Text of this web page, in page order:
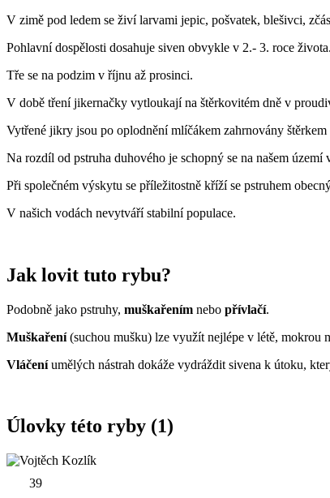
V zimě pod ledem se živí larvami jepic, pošvatek, blešivci,
Pohlavní dospělosti dosahuje siven obvykle v 2.- 3. roce života.
Tře se na podzim v říjnu až prosinci.
V době tření jikernačky vytloukají na štěrkovitém dně v
Vytřené jikry jsou po oplodnění mlíčákem zahrnovány štěrkem
Na rozdíl od pstruha duhového je schopný se na našem
Při společném výskytu se příležitostně kříží se pstruhem
V našich vodách nevytváří stabilní populace.
Jak lovit tuto rybu?
Podobně jako pstruhy, muškařením nebo přívlačí.
Muškaření(suchou mušku) lze využít nejlépe v létě, mokrou
Vláčeníumělých nástrah dokáže vydráždit sivena k útoku,
Úlovky této ryby (1)
39